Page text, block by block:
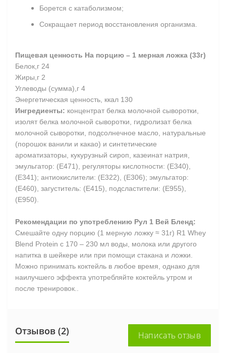
Борется с катаболизмом;
Сокращает период восстановления организма.
Пищевая ценность На порцию – 1 мерная ложка (33г)
Белок,г 24
Жиры,г 2
Углеводы (сумма),г 4
Энергетическая ценность, ккал 130
Ингредиенты: концентрат белка молочной сыворотки,
изолят белка молочной сыворотки, гидролизат белка
молочной сыворотки, подсолнечное масло, натуральные
(порошок ванили и какао) и синтетические
ароматизаторы, кукурузный сироп, казеинат натрия,
эмульгатор: (Е471), регуляторы кислотности: (Е340),
(Е341); антиокислители: (Е322), (Е306); эмульгатор:
(Е460), загуститель: (Е415), подсластители: (Е955),
(Е950).
Рекомендации по употреблению Рул 1 Вей Бленд:
Смешайте одну порцию (1 мерную ложку ≈ 31г) R1 Whey
Blend Protein с 170 – 230 мл воды, молока или другого
напитка в шейкере или при помощи стакана и ложки.
Можно принимать коктейль в любое время, однако для
наилучшего эффекта употребляйте коктейль утром и
после тренировок..
Отзывов (2) Написать отзыв